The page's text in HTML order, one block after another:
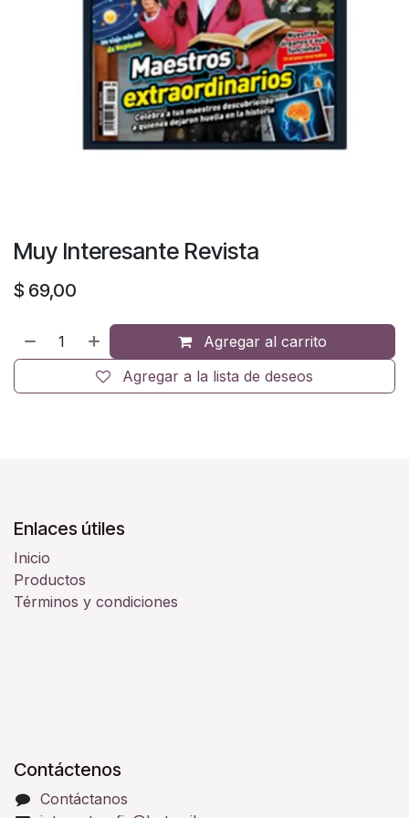
Muy Interesante Revista
$ 69,00
Agregar al carrito
Agregar a la lista de deseos
Enlaces útiles
Inicio
Productos
Términos y condiciones
Contáctenos
Contáctanos